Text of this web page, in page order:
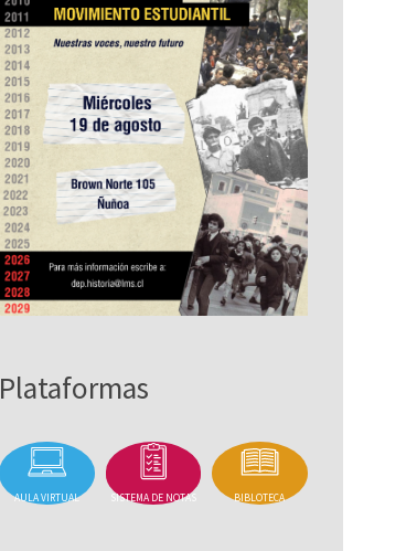
Plataformas
AULA VIRTUAL SISTEMA DE NOTAS BIBLOTECA